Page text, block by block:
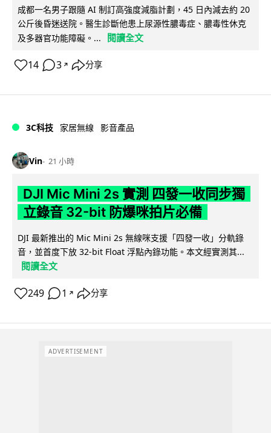
成都一名男子跟隨 AI 制訂高強度減脂計劃，45 日內減去約 20
公斤後昏迷送院。醫生診斷他患上尿源性膿毒症、膿毒性休克
及多器官功能障礙。...
閱讀全文
14 3 ↗ 分享
3C科技 家居無線 影音產品
Vin 21 小時
DJI Mic Mini 2s 實測 四發一收同步獨
立錄音 32-bit 防爆咪拍片必備
DJI 最新推出的 Mic Mini 2s 無線咪支援「四發一收」分軌錄
音，並首度下放 32-bit Float 浮點內錄功能。本文經實測其...
閱讀全文
249 1 ↗ 分享
ADVERTISEMENT